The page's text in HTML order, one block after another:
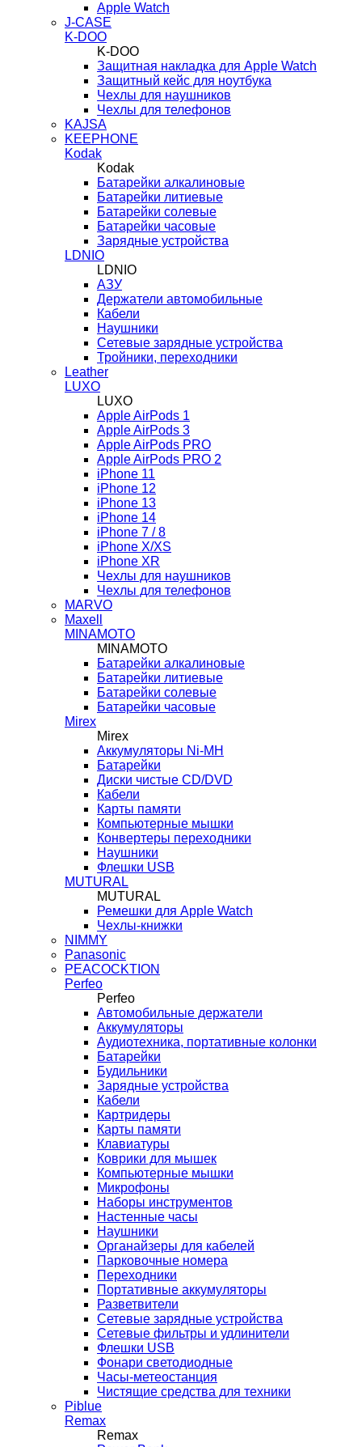
Apple Watch
J-CASE
K-DOO
K-DOO
Защитная накладка для Apple Watch
Защитный кейс для ноутбука
Чехлы для наушников
Чехлы для телефонов
KAJSA
KEEPHONE
Kodak
Kodak
Батарейки алкалиновые
Батарейки литиевые
Батарейки солевые
Батарейки часовые
Зарядные устройства
LDNIO
LDNIO
АЗУ
Держатели автомобильные
Кабели
Наушники
Сетевые зарядные устройства
Тройники, переходники
Leather
LUXO
LUXO
Apple AirPods 1
Apple AirPods 3
Apple AirPods PRO
Apple AirPods PRO 2
iPhone 11
iPhone 12
iPhone 13
iPhone 14
iPhone 7 / 8
iPhone X/XS
iPhone XR
Чехлы для наушников
Чехлы для телефонов
MARVO
Maxell
MINAMOTO
MINAMOTO
Батарейки алкалиновые
Батарейки литиевые
Батарейки солевые
Батарейки часовые
Mirex
Mirex
Аккумуляторы Ni-MH
Батарейки
Диски чистые CD/DVD
Кабели
Карты памяти
Компьютерные мышки
Конвертеры переходники
Наушники
Флешки USB
MUTURAL
MUTURAL
Ремешки для Apple Watch
Чехлы-книжки
NIMMY
Panasonic
PEACOCKTION
Perfeo
Perfeo
Автомобильные держатели
Аккумуляторы
Аудиотехника, портативные колонки
Батарейки
Будильники
Зарядные устройства
Кабели
Картридеры
Карты памяти
Клавиатуры
Коврики для мышек
Компьютерные мышки
Микрофоны
Наборы инструментов
Настенные часы
Наушники
Органайзеры для кабелей
Парковочные номера
Переходники
Портативные аккумуляторы
Разветвители
Сетевые зарядные устройства
Сетевые фильтры и удлинители
Флешки USB
Фонари светодиодные
Часы-метеостанция
Чистящие средства для техники
Piblue
Remax
Remax